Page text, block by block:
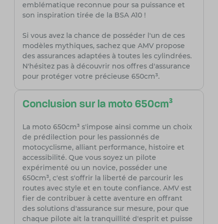
emblématique reconnue pour sa puissance et
son inspiration tirée de la BSA A10 !
Si vous avez la chance de posséder l'un de ces
modèles mythiques, sachez que AMV propose
des assurances adaptées à toutes les cylindrées.
N'hésitez pas à découvrir nos offres d'assurance
pour protéger votre précieuse 650cm³.
Conclusion sur la moto 650cm³
La moto 650cm³ s'impose ainsi comme un choix
de prédilection pour les passionnés de
motocyclisme, alliant performance, histoire et
accessibilité. Que vous soyez un pilote
expérimenté ou un novice, posséder une
650cm³, c'est s'offrir la liberté de parcourir les
routes avec style et en toute confiance. AMV est
fier de contribuer à cette aventure en offrant
des solutions d'assurance sur mesure, pour que
chaque pilote ait la tranquillité d'esprit et puisse